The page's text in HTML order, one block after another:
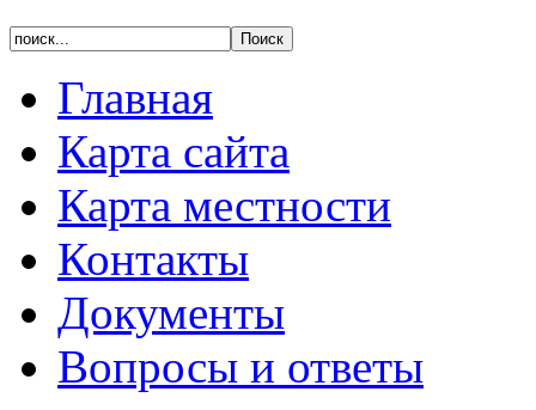
Главная
Карта сайта
Карта местности
Контакты
Документы
Вопросы и ответы